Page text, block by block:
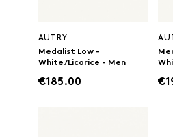
AUTRY
Medalist Low -
White/Licorice - Men
€185.00